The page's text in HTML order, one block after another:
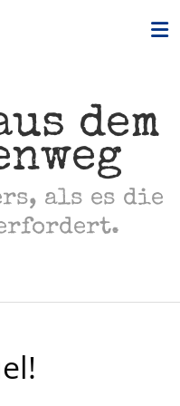
dem
als es die